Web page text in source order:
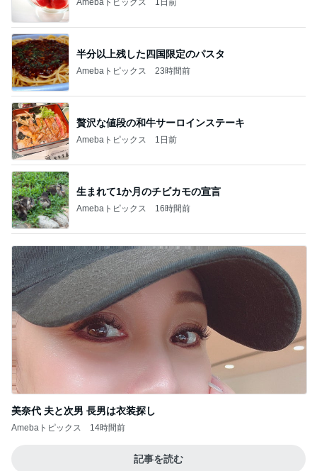
半分以上残した四国限定のパスタ
Amebaトピックス 23時間前
贅沢な値段の和牛サーロインステーキ
Amebaトピックス 1日前
生まれて1か月のチビカモの宣言
Amebaトピックス 16時間前
美奈代 夫と次男 長男は衣装探し
Amebaトピックス 14時間前
記事を読む